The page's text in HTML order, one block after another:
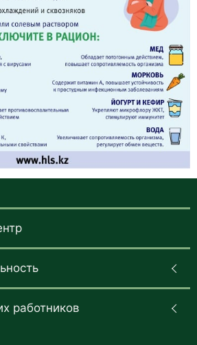
работников